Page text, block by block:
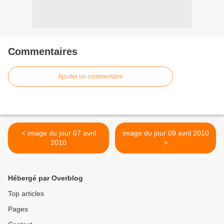
Commentaires
Ajouter un commentaire
< image du jour 07 avril
2010
image du jour 09 avril 2010
>
Hébergé par Overblog
Top articles
Pages